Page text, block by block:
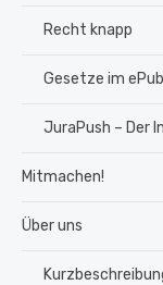
Recht knapp
Gesetze im
JuraPush – Der
Mitmachen!
Über uns